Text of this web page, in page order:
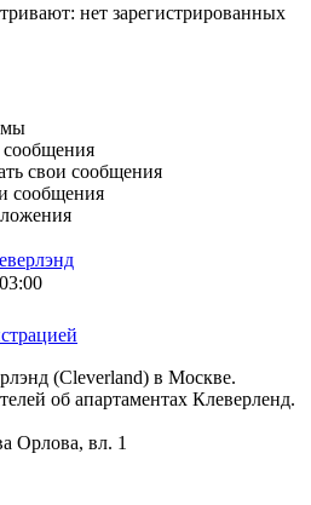
нет зарегистрированных
сообщения
свои сообщения
сообщения
(Cleverland) в Москве.
об апартаментах Клеверленд.
Орлова, вл. 1